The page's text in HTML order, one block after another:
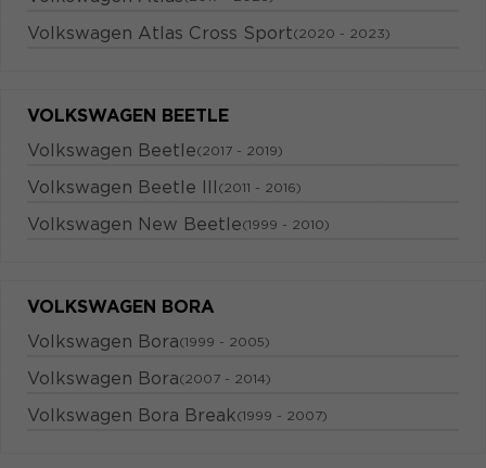
Volkswagen Atlas Cross Sport(2020 - 2023)
VOLKSWAGEN BEETLE
Volkswagen Beetle(2017 - 2019)
Volkswagen Beetle III (2011 - 2016)
Volkswagen New Beetle(1999 - 2010)
VOLKSWAGEN BORA
Volkswagen Bora(1999 - 2005)
Volkswagen Bora(2007 - 2014)
Volkswagen Bora Break(1999 - 2007)